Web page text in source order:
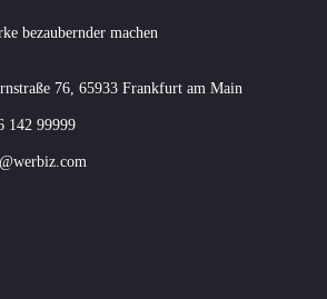
bezaubernder machen
76, 65933 Frankfurt am Main
142 99999